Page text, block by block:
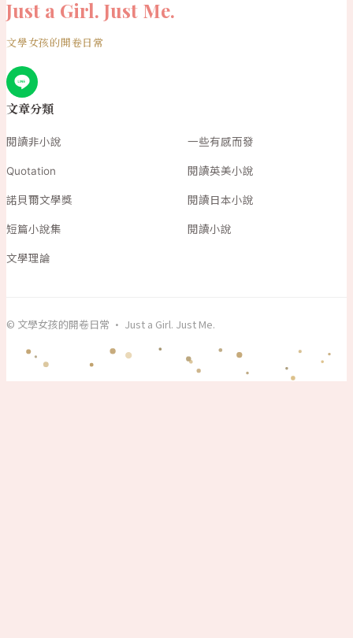
Just a Girl. Just Me.
文學女孩的開卷日常
文章分類
閱讀非小說 一些有感而發
Quotation 閱讀英美小說
諾貝爾文學獎 閱讀日本小說
短篇小說集 閱讀小說
文學理論
© 文學女孩的開卷日常 · Just a Girl. Just Me.